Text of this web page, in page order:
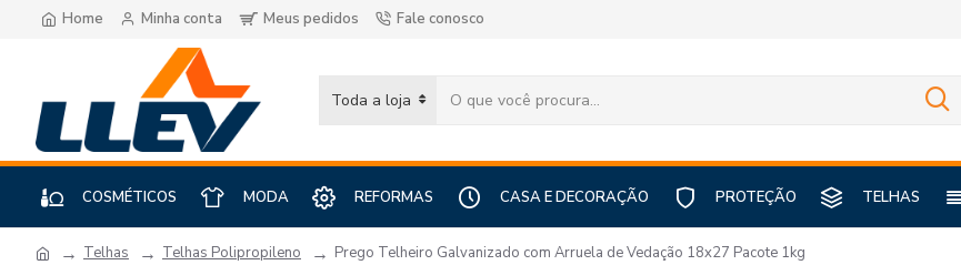
Home Minha conta Meus pedidos Fale conosco
Toda a loja
COSMÉTICOS MODA REFORMAS CASA E DECORAÇÃO PROTEÇÃO TELHAS
Telhas Telhas Polipropileno Prego Telheiro Galvanizado com Arruela de Vedação 18x27 Pacote 1kg